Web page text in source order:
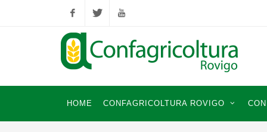
FacebookTwitter YouTube
HOME CONFAGRICOLTURA ROVIGO